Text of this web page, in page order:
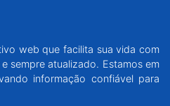
web que facilita sua vida com
sempre atualizado. Estamos em
informação confiável para